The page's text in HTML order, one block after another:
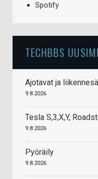
Spotify
TECHBBS
Ajotavat ja
9.8.2026
Tesla S,3,X,Y,
9.8.2026
Pyöräily
9.8.2026